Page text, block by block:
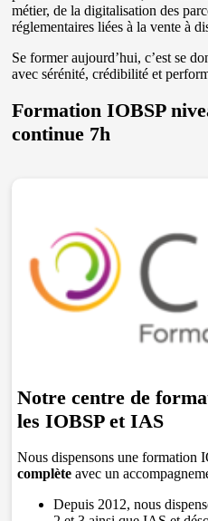
métier, de la digitalisation des
réglementaires liées à la vente à
Se former aujourd’hui, c’est se
avec sérénité, crédibilité et
Formation IOBSP
continue 7h
Notre centre de
les IOBSP et IAS
Nous dispensons une formation
complèteavec un
Depuis 2012, nous